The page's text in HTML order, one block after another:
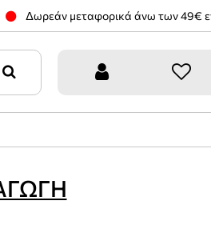
Δωρεάν μεταφορικά άνω των 49€